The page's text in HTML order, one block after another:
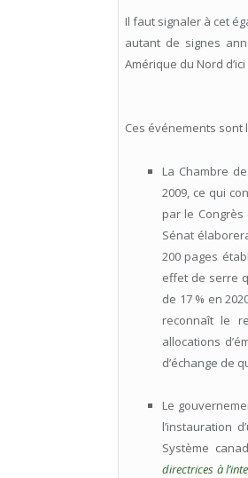
Il faut signaler à cet
autant de signes
Amérique du Nord d’ici
Ces événements sont
La Chambre
2009, ce qui
par le
Sénat
200 pages
effet de serre
de 17 % en
reconnaît le
allocations
d’échange de
Le
l’instauration
Système
directrices à